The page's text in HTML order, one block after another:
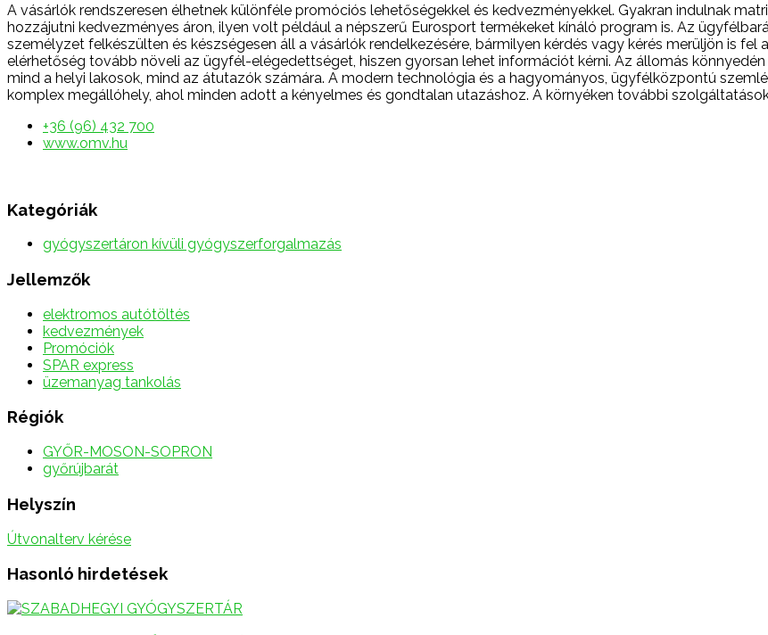
A vásárlók rendszeresen élhetnek különféle promóciós lehetőségekkel és kedvezményekkel. Gyakran indulnak
hozzájutni kedvezményes áron, ilyen volt például a népszerű Eurosport termékeket kínáló program is. Az
személyzet felkészülten és készségesen áll a vásárlók rendelkezésére, bármilyen kérdés vagy kérés merüljön is
elérhetőség tovább növeli az ügyfél-elégedettséget, hiszen gyorsan lehet információt kérni. Az állomás
mind a helyi lakosok, mind az átutazók számára. A modern technológia és a hagyományos, ügyfélközpontú
komplex megállóhely, ahol minden adott a kényelmes és gondtalan utazáshoz. A környéken további
+36 (96) 432 700
www.omv.hu
Kategóriák
gyógyszertáron kívüli gyógyszerforgalmazás
Jellemzők
elektromos autótöltés
kedvezmények
Promóciók
SPAR express
üzemanyag tankolás
Régiók
GYŐR-MOSON-SOPRON
győrújbarát
Helyszín
Útvonalterv kérése
Hasonló hirdetések